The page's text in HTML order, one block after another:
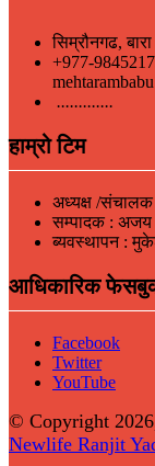
सिम्रौनगढ, बारा
+977-
.............
हाम्रो टिम
अध्यक्ष /संचालक
सम्पादक : अजय
ब्यवस्थापन :
आधिकारिक
Facebook
Twitter
YouTube
© Copyright
Newlife Ranjit